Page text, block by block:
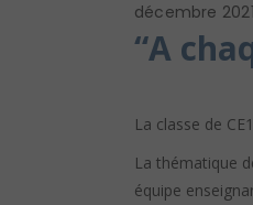
décembre 2021
“A
La classe de
La thématique
équipe